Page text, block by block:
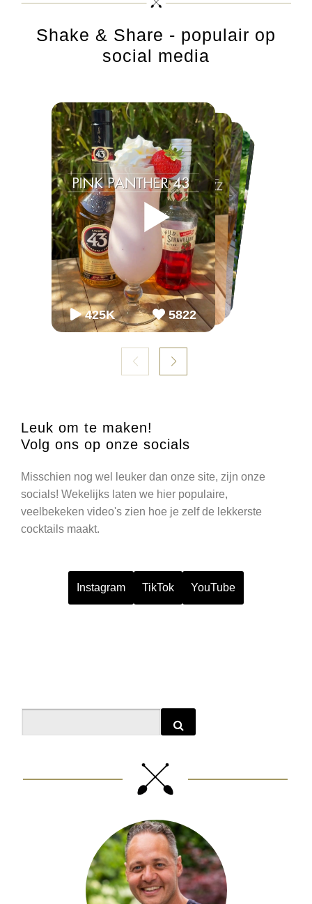
Shake & Share - populair op
social media
Leuk om te maken!
Volg ons op onze socials
Misschien nog wel leuker dan onze site, zijn onze
socials! Wekelijks laten we hier populaire,
veelbekeken video's zien hoe je zelf de lekkerste
cocktails maakt.
Instagram TikTok YouTube
▶
425K 5822
▶
98K 1099
▶
86K 952
▶
2.2M 54.3K
▶
65K
2243
▶
65K
868